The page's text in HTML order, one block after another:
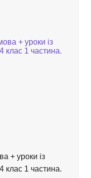
+ уроки із
клас 1 частина.